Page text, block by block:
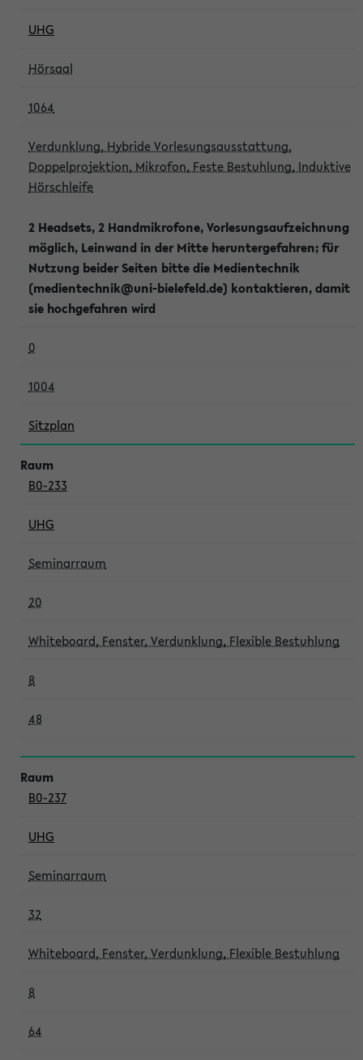
UHG
Hörsaal
1064
Verdunklung, Hybride Vorlesungsausstattung,
Doppelprojektion, Mikrofon, Feste Bestuhlung, Induktive
Hörschleife
2 Headsets, 2 Handmikrofone, Vorlesungsaufzeichnung
möglich, Leinwand in der Mitte heruntergefahren; für
Nutzung beider Seiten bitte die Medientechnik
(medientechnik@uni-bielefeld.de) kontaktieren, damit
sie hochgefahren wird
0
1004
Sitzplan
B0-233
UHG
Seminarraum
20
Whiteboard, Fenster, Verdunklung, Flexible Bestuhlung
8
48
B0-237
UHG
Seminarraum
32
Whiteboard, Fenster, Verdunklung, Flexible Bestuhlung
8
64